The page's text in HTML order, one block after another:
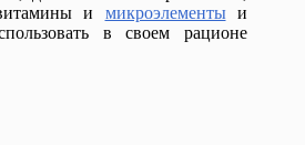
и микроэлементыи
в своем рационе